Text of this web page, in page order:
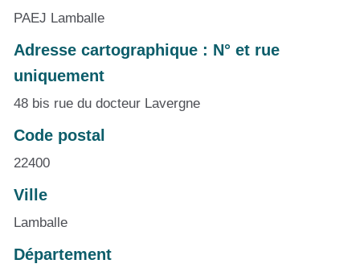
PAEJ Lamballe
Adresse cartographique : N° et rue
uniquement
48 bis rue du docteur Lavergne
Code postal
22400
Ville
Lamballe
Département